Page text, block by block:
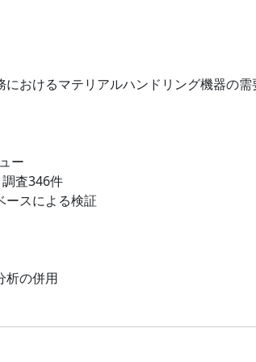
おけるマテリアルハンドリング機器の需
ー
査346件
ースによる検証
析の併用